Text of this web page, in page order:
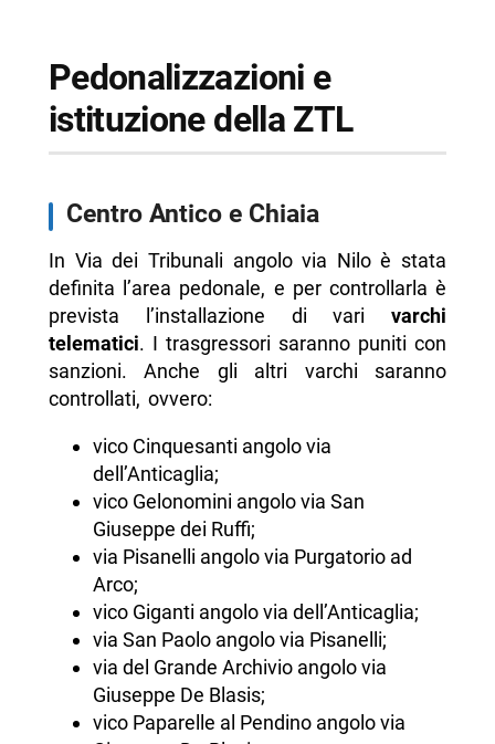
Pedonalizzazioni e
istituzione della ZTL
Centro Antico e Chiaia
In Via dei Tribunali angolo via Nilo è stata
definita l’area pedonale, e per controllarla è
prevista l’installazione di varivarchi
telematici. I trasgressori saranno puniti con
sanzioni. Anche gli altri varchi saranno
controllati, ovvero:
vico Cinquesanti angolo via
dell’Anticaglia;
vico Gelonomini angolo via San
Giuseppe dei Ruffi;
via Pisanelli angolo via Purgatorio ad
Arco;
vico Giganti angolo via dell’Anticaglia;
via San Paolo angolo via Pisanelli;
via del Grande Archivio angolo via
Giuseppe De Blasis;
vico Paparelle al Pendino angolo via